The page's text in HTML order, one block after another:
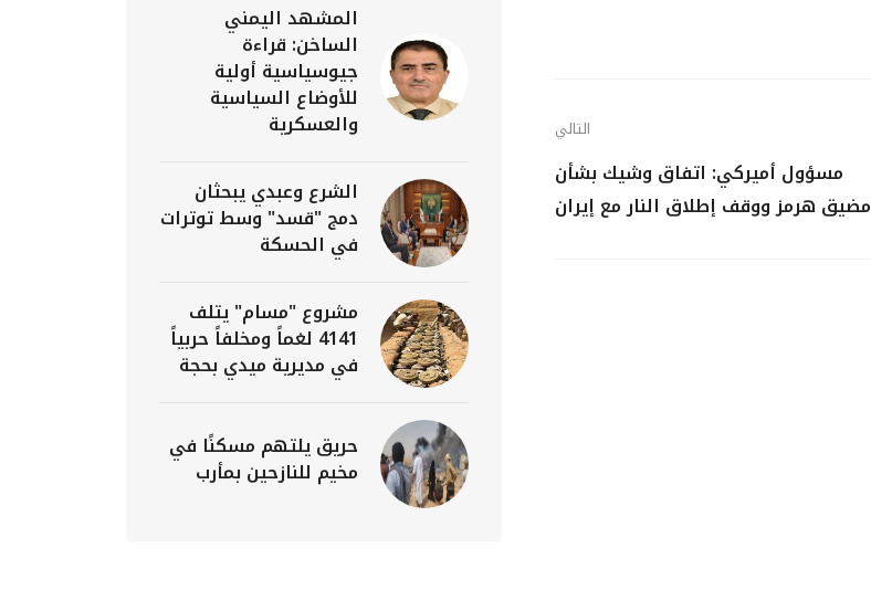
التالي
مسؤول أميركي: اتفاق وشيك بشأن
مضيق هرمز ووقف إطلاق النار مع إيران
المشهد اليمني
الساخن: قراءة
جيوسياسية أولية
للأوضاع السياسية
والعسكرية
الشرع وعبدي يبحثان
دمج "قسد" وسط توترات
في الحسكة
مشروع "مسام" يتلف
4141 لغماً ومخلفاً حربياً
في مديرية ميدي بحجة
حريق يلتهم مسكنًا في
مخيم للنازحين بمأرب